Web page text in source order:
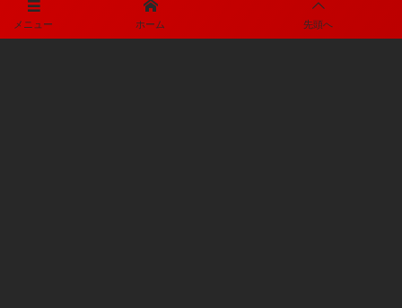
メニュー ホーム 先頭へ